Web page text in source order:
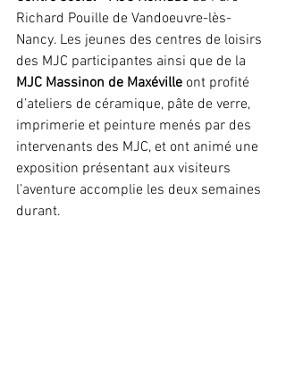
Richard Pouille de Vandoeuvre-lès-
Nancy. Les jeunes des centres de loisirs
des MJC participantes ainsi que de la
MJC Massinon de Maxéville ont profité
d’ateliers de céramique, pâte de verre,
imprimerie et peinture menés par des
intervenants des MJC, et ont animé une
exposition présentant aux visiteurs
l’aventure accomplie les deux semaines
durant.